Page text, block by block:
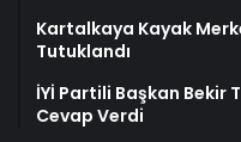
Kartalkaya Kayak
Tutuklandı
İYİ Partili Başkan Bekir
Cevap Verdi